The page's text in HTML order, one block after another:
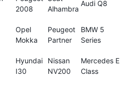
2008
Alhambra
Audi Q8
Opel
Mokka
Peugeot
Partner
BMW 5
Series
Hyundai
I30
Nissan
NV200
Mercedes E
Class